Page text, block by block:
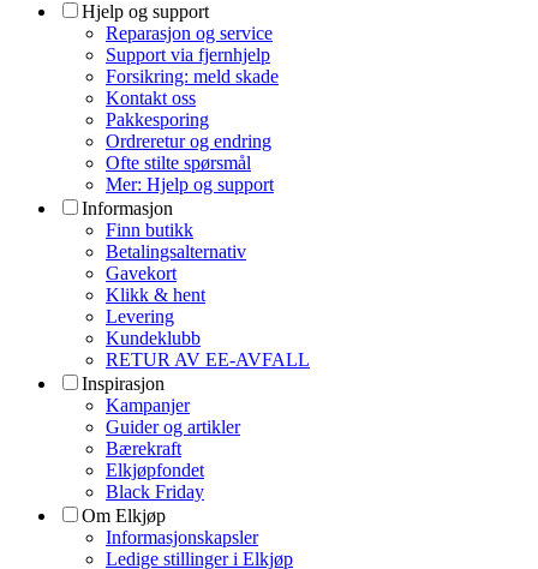
Hjelp og support
Reparasjon og service
Support via fjernhjelp
Forsikring: meld skade
Kontakt oss
Pakkesporing
Ordreretur og endring
Ofte stilte spørsmål
Mer: Hjelp og support
Informasjon
Finn butikk
Betalingsalternativ
Gavekort
Klikk & hent
Levering
Kundeklubb
RETUR AV EE-AVFALL
Inspirasjon
Kampanjer
Guider og artikler
Bærekraft
Elkjøpfondet
Black Friday
Om Elkjøp
Informasjonskapsler
Ledige stillinger i Elkjøp